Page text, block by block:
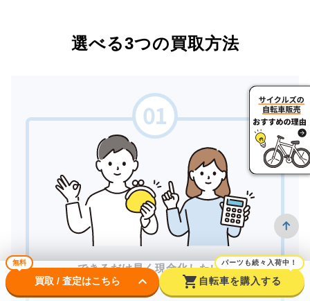
選べる3つの買取方法
できるだけ早く現金化したい。
対面で安心して取引したい。
無料
買取 / 査定はこちら keyboard_arrow_down shopping_cart
パーツも続々入荷中！
自転車を購入する